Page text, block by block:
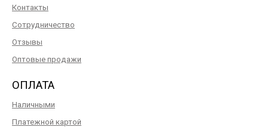
Контакты
Сотрудничество
Отзывы
Оптовые продажи
ОПЛАТА
Наличными
Платежной картой